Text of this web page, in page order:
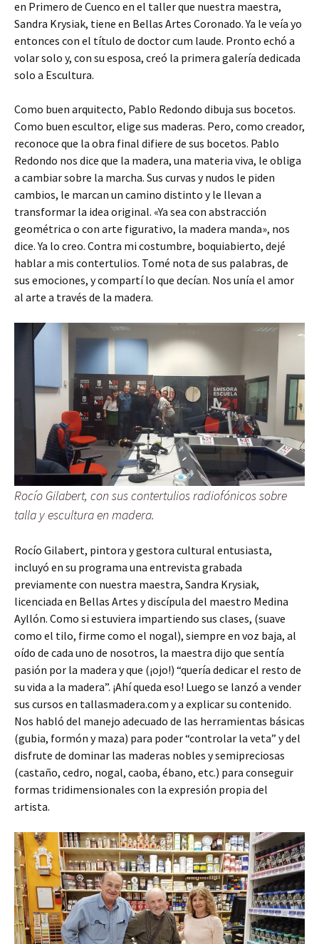
en Primero de Cuenco en el taller que nuestra maestra,
Sandra Krysiak, tiene en Bellas Artes Coronado. Ya le veía yo
entonces con el título de doctor cum laude. Pronto echó a
volar solo y, con su esposa, creó la primera galería dedicada
solo a Escultura.
Como buen arquitecto, Pablo Redondo dibuja sus bocetos.
Como buen escultor, elige sus maderas. Pero, como creador,
reconoce que la obra final difiere de sus bocetos. Pablo
Redondo nos dice que la madera, una materia viva, le obliga
a cambiar sobre la marcha. Sus curvas y nudos le piden
cambios, le marcan un camino distinto y le llevan a
transformar la idea original. «Ya sea con abstracción
geométrica o con arte figurativo, la madera manda», nos
dice. Ya lo creo. Contra mi costumbre, boquiabierto, dejé
hablar a mis contertulios. Tomé nota de sus palabras, de
sus emociones, y compartí lo que decían. Nos unía el amor
al arte a través de la madera.
Rocío Gilabert, con sus contertulios radiofónicos sobre
talla y escultura en madera.
Rocío Gilabert, pintora y gestora cultural entusiasta,
incluyó en su programa una entrevista grabada
previamente con nuestra maestra, Sandra Krysiak,
licenciada en Bellas Artes y discípula del maestro Medina
Ayllón. Como si estuviera impartiendo sus clases, (suave
como el tilo, firme como el nogal), siempre en voz baja, al
oído de cada uno de nosotros, la maestra dijo que sentía
pasión por la madera y que (¡ojo!) “quería dedicar el resto de
su vida a la madera”. ¡Ahí queda eso! Luego se lanzó a vender
sus cursos en tallasmadera.com y a explicar su contenido.
Nos habló del manejo adecuado de las herramientas básicas
(gubia, formón y maza) para poder “controlar la veta” y del
disfrute de dominar las maderas nobles y semipreciosas
(castaño, cedro, nogal, caoba, ébano, etc.) para conseguir
formas tridimensionales con la expresión propia del
artista.